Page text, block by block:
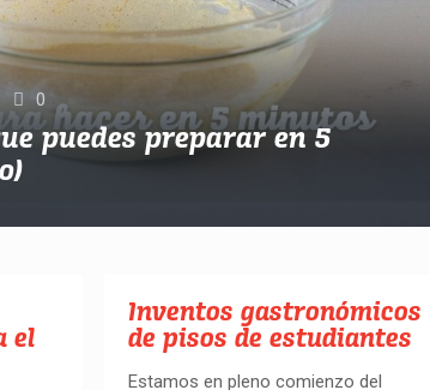
0
puedes preparar en 5
el
Inventos gastronómicos
de pisos de estudiantes
Estamos en pleno comienzo del